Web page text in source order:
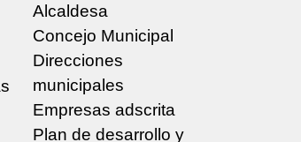
Alcaldesa
Concejo Municipal
Direcciones
municipales
Empresas adscrita
Plan de desarrollo y